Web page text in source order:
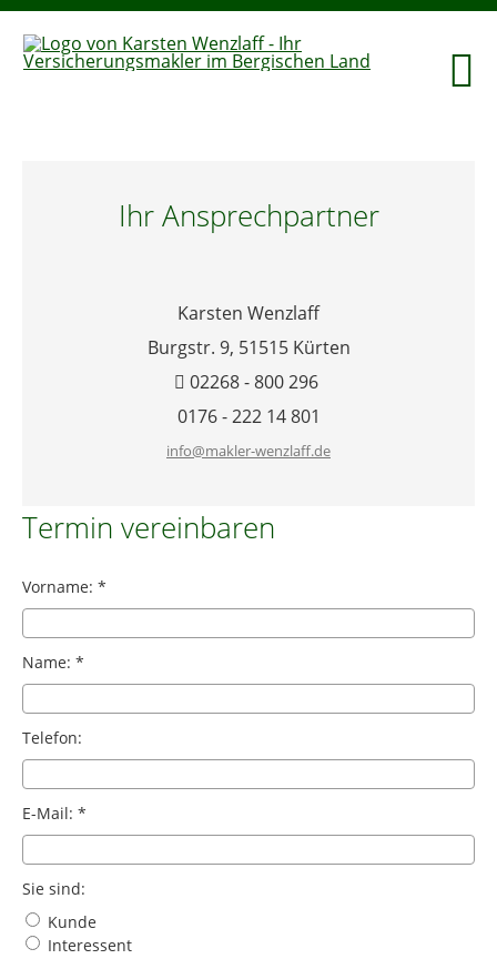
Ihr Ansprechpartner
Karsten Wenzlaff
Burgstr. 9, 51515 Kürten
02268 - 800 296
0176 - 222 14 801
info@makler-wenzlaff.de
Termin vereinbaren
Vorname: *
Name: *
Telefon:
E-Mail: *
Sie sind:
Kunde
Interessent